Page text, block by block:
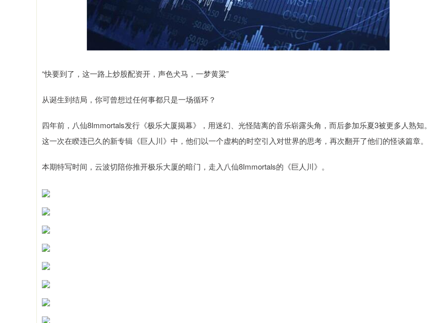
“快要到了，这一路上炒股配资开，声色犬马，一梦黄粱”
从诞生到结局，你可曾想过任何事都只是一场循环？
四年前，八仙8Immortals发行《极乐大厦揭幕》，用迷幻、光怪陆离的音乐崭露头角，而后参加乐夏3被更多人熟知。
这一次在睽违已久的新专辑《巨人川》中，他们以一个虚构的时空引入对世界的思考，再次翻开了他们的怪谈篇章。
本期特写时间，云波切陪你推开极乐大厦的暗门，走入八仙8Immortals的《巨人川》。